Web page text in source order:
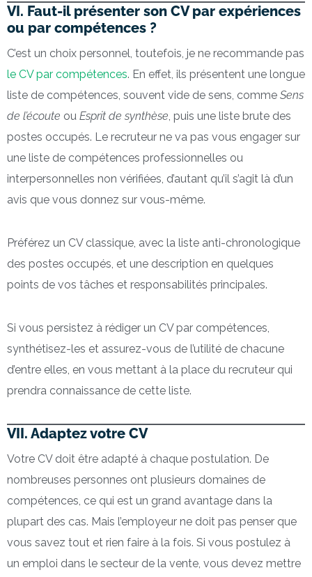
VI. Faut-il présenter son CV par expériences
ou par compétences ?
C’est un choix personnel, toutefois, je ne recommande pas
le CV par compétences. En effet, ils présentent une longue
liste de compétences, souvent vide de sens, comme Sens
de l’écoute ou Esprit de synthèse, puis une liste brute des
postes occupés. Le recruteur ne va pas vous engager sur
une liste de compétences professionnelles ou
interpersonnelles non vérifiées, d’autant qu’il s’agit là d’un
avis que vous donnez sur vous-même.
Préférez un CV classique, avec la liste anti-chronologique
des postes occupés, et une description en quelques
points de vos tâches et responsabilités principales.
Si vous persistez à rédiger un CV par compétences,
synthétisez-les et assurez-vous de l’utilité de chacune
d’entre elles, en vous mettant à la place du recruteur qui
prendra connaissance de cette liste.
VII. Adaptez votre CV
Votre CV doit être adapté à chaque postulation. De
nombreuses personnes ont plusieurs domaines de
compétences, ce qui est un grand avantage dans la
plupart des cas. Mais l’employeur ne doit pas penser que
vous savez tout et rien faire à la fois. Si vous postulez à
un emploi dans le secteur de la vente, vous devez mettre